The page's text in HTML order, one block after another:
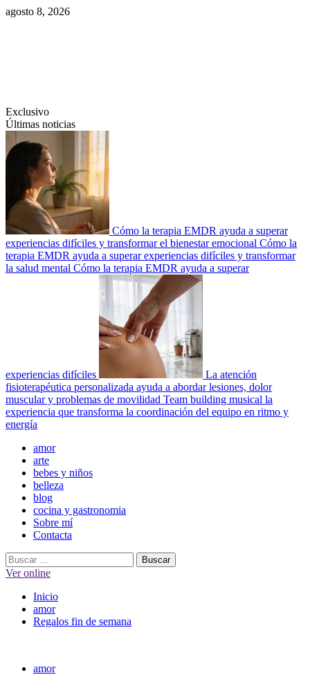
Saltar
agosto 8, 2026
Exclusivo
Últimas noticias
Cómo la terapia EMDR ayuda a superar
experiencias difíciles y transformar el bienestar emocional Cómo la
terapia EMDR ayuda a superar experiencias difíciles y transformar
la salud mental Cómo la terapia EMDR ayuda a superar
experiencias difíciles
La atención
fisioterapéutica personalizada ayuda a abordar lesiones, dolor
muscular y problemas de movilidad Team building musical la
experiencia que transforma la coordinación del equipo en ritmo y
energía
Menú
principal
amor
arte
bebes y niños
belleza
blog
cocina y gastronomia
Sobre mí
Contacta
Buscar:
Ver online
Inicio
amor
Regalos fin de semana
amor